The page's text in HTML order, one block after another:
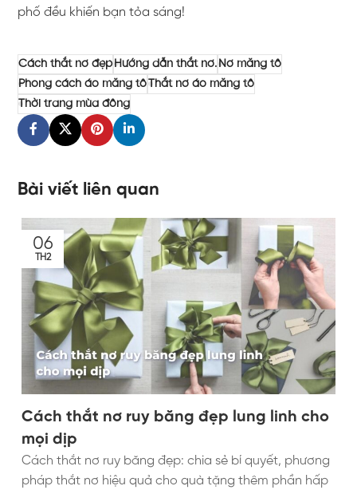
phố đều khiến bạn tỏa sáng!
Cách thắt nơ đẹpHướng dẫn thắt nơ.Nơ măng tô
Phong cách áo măng tôThắt nơ áo măng tô
Thời trang mùa đông
Bài viết liên quan
06
TH2
Cách thắt nơ ruy băng đẹp lung linh cho
mọi dịp
Cách thắt nơ ruy băng đẹp: chia sẻ bí quyết, phương
pháp thắt nơ hiệu quả cho quà tặng thêm phần hấp